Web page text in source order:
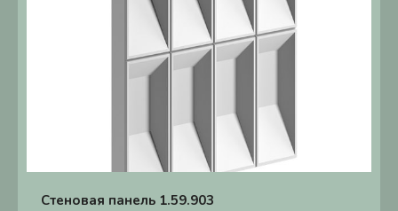
Стеновая панель 1.59.903